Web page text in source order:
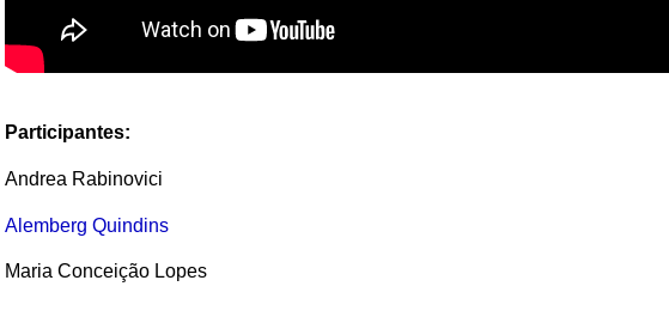
Participantes:
Andrea Rabinovici
Alemberg Quindins
Maria Conceição Lopes